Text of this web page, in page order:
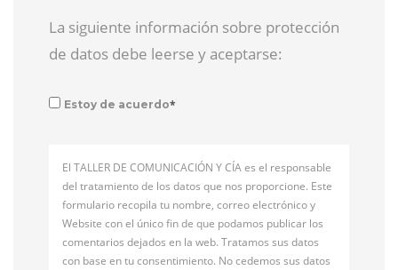
La siguiente información sobre protección
de datos debe leerse y aceptarse:
Estoy de acuerdo*
El TALLER DE COMUNICACIÓN Y CÍA es el responsable
del tratamiento de los datos que nos proporcione. Este
formulario recopila tu nombre, correo electrónico y
Website con el único fin de que podamos publicar los
comentarios dejados en la web. Tratamos sus datos
con base en tu consentimiento. No cedemos sus datos